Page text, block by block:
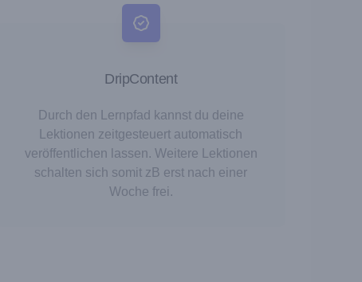
DripContent
Durch den Lernpfad kannst du deine
Lektionen zeitgesteuert automatisch
veröffentlichen lassen. Weitere Lektionen
schalten sich somit zB erst nach einer
Woche frei.